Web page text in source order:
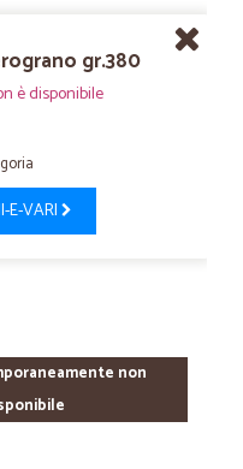
gr.380
è disponibile
E-VARI
non